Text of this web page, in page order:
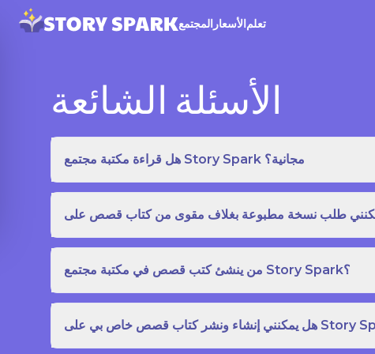
المجتمع الأسعارتعلم
الأسئلة الشائعة
هل قراءة مكتبة مجتمع Story Spark مجانية؟
من ينشئ كتب قصص في مكتبة مجتمع Story Spark؟